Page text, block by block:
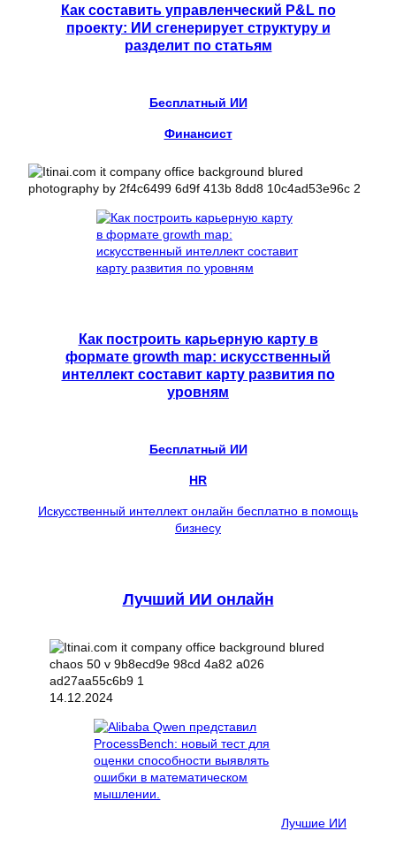
Как составить управленческий P&L по
проекту: ИИ сгенерирует структуру и
разделит по статьям
Бесплатный ИИ
Финансист
Как построить карьерную карту в
формате growth map: искусственный
интеллект составит карту развития по
уровням
Бесплатный ИИ
HR
Искусственный интеллект онлайн бесплатно в помощь
бизнесу
Лучший ИИ онлайн
14.12.2024
Лучшие ИИ